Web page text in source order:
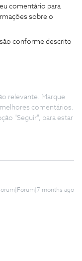
comentário para
sobre o
conforme descrito
relevante. Marque
comentários.
"Seguir", para estar
months ago